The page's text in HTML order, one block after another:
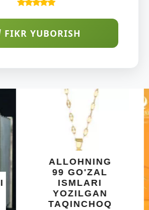
FIKR YUBORISH
DIYORIDA
O'SUVCHI
KUNDUR
DARAXTINING
SHIFOBAXSH
YELIMI: AQL,
XOTIRA VA
UMUMIY
SALOMATLIK
UCHUN
BEBAHO
NE'MAT